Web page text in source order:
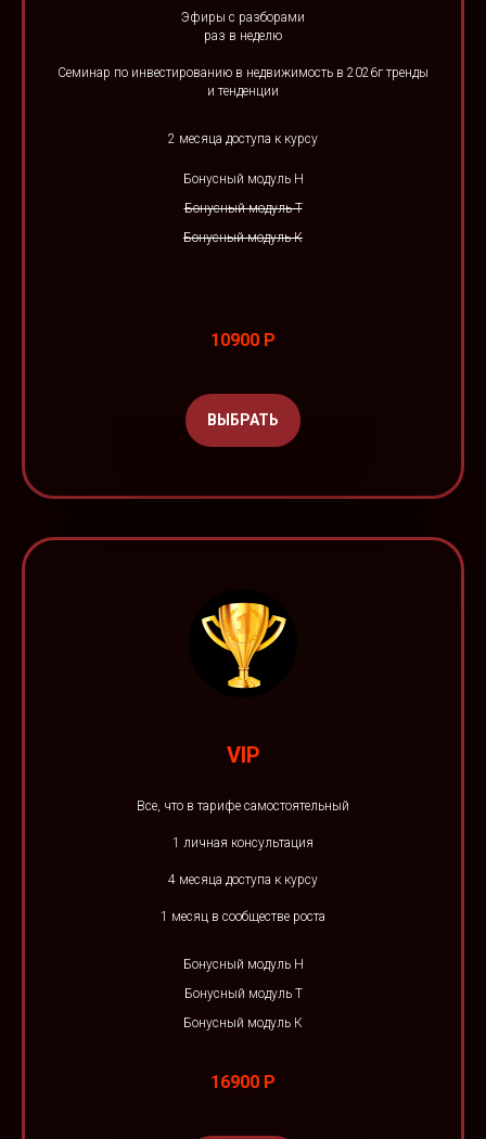
Эфиры с разборами
раз в неделю
Семинар по инвестированию в недвижимость в 2026г тренды
и тенденции
2 месяца доступа к курсу
Бонусный модуль Н
Бонусный модуль Т
Бонусный модуль К
10900 Р
ВЫБРАТЬ
VIP
Все, что в тарифе самостоятельный
1 личная консультация
4 месяца доступа к курсу
1 месяц в сообществе роста
Бонусный модуль Н
Бонусный модуль Т
Бонусный модуль К
16900 Р